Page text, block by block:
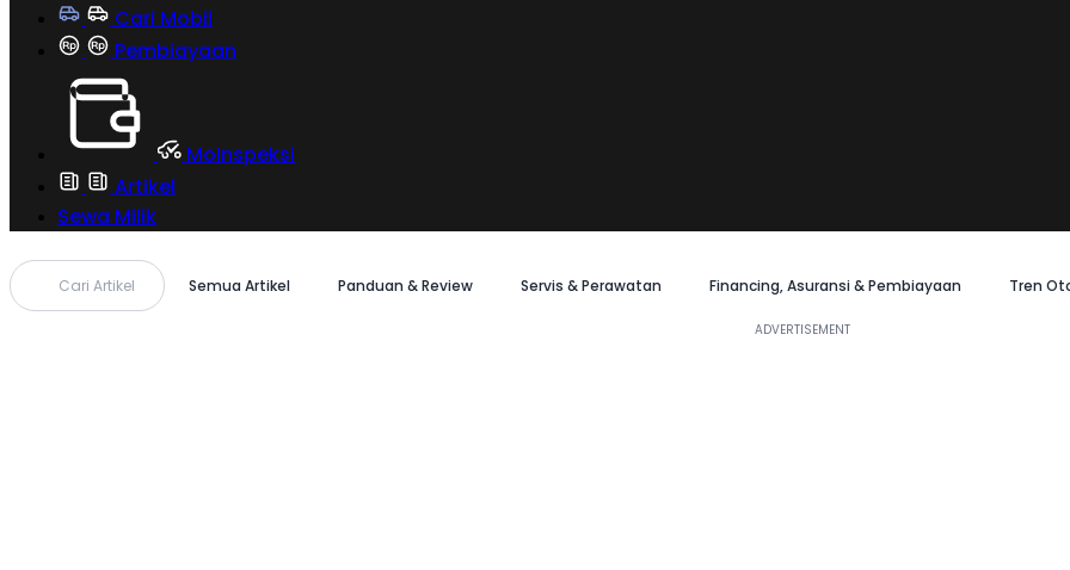
Cari Mobil
Pembiayaan
MoInspeksi
Artikel
Sewa Milik
Cari Artikel Semua Artikel Panduan & Review Servis & Perawatan Financing, Asuransi & Pembiayaan Tren